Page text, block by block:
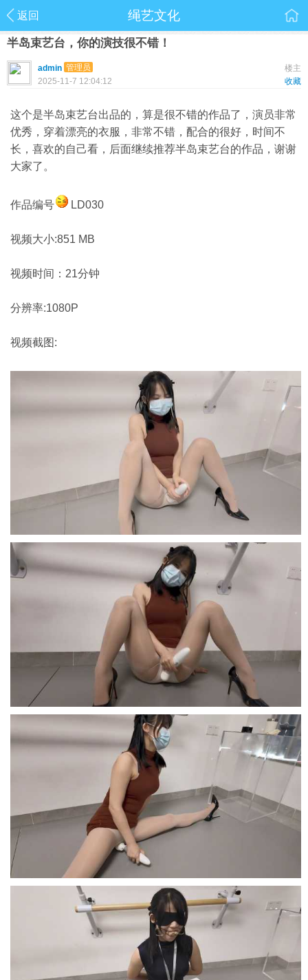
返回 绳艺文化
半岛束艺台，你的演技很不错！
楼主
admin 管理员
收藏
2025-11-7 12:04:12
这个是半岛束艺台出品的，算是很不错的作品了，演员非常
优秀，穿着漂亮的衣服，非常不错，配合的很好，时间不
长，喜欢的自己看，后面继续推荐半岛束艺台的作品，谢谢
大家了。
作品编号 LD030
视频大小:851 MB
视频时间：21分钟
分辨率:1080P
视频截图: